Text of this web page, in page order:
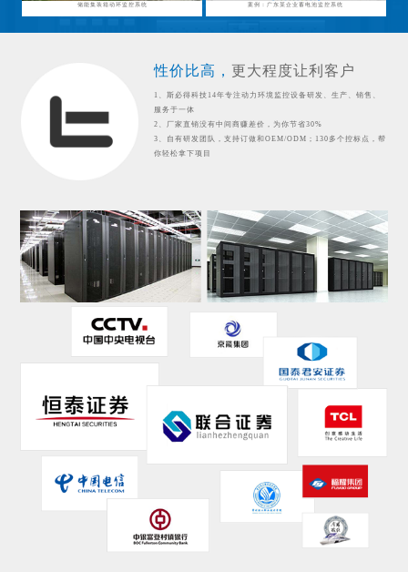
储能集装箱动环监控系统 案例：广东某企业蓄电池监控系统
性价比高， 更大程度让利客户
1、斯必得科技14年专注动力环境监控设备研发、生产、销售、
服务于一体
2、厂家直销没有中间商赚差价，为你节省30%
3、自有研发团队，支持订做和OEM/ODM；130多个控标点，帮
你轻松拿下项目